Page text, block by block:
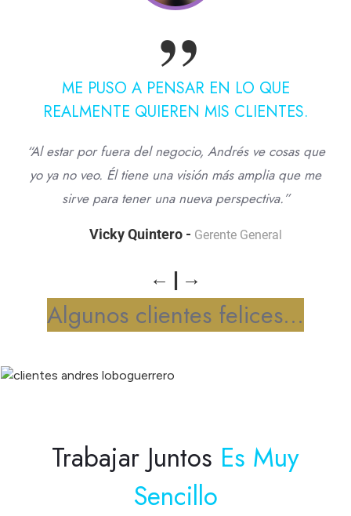
ME PUSO A PENSAR EN LO QUE
REALMENTE QUIEREN MIS CLIENTES.
“Al estar por fuera del negocio, Andrés ve cosas que
yo ya no veo. Él tiene una visión más amplia que me
sirve para tener una nueva perspectiva.”
Vicky Quintero - Gerente General
Algunos clientes felices...
Trabajar Juntos Es Muy
Sencillo